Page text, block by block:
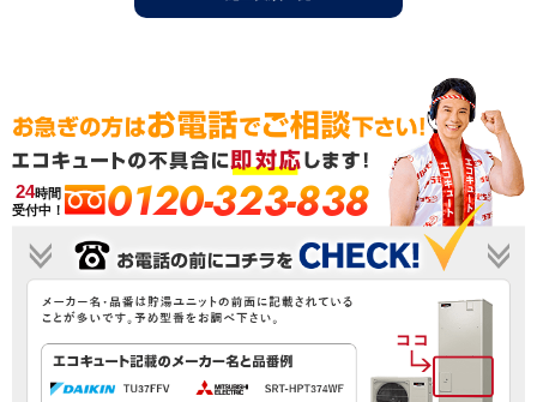
24時間
受付中！
0120-323-838